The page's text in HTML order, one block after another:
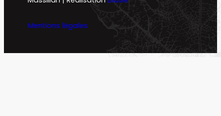
Mentions légales